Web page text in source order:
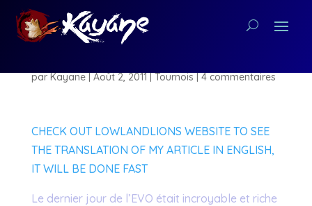
EVO 2011 : LAST DAY 3
parKayane|Août 2, 2011|Tournois|4 commentaires
CHECK OUT LOWLANDLIONS WEBSITE TO SEE
THE TRANSLATION OF MY ARTICLE IN ENGLISH,
IT WILL BE DONE FAST
Le dernier jour de l’EVO était incroyable et riche